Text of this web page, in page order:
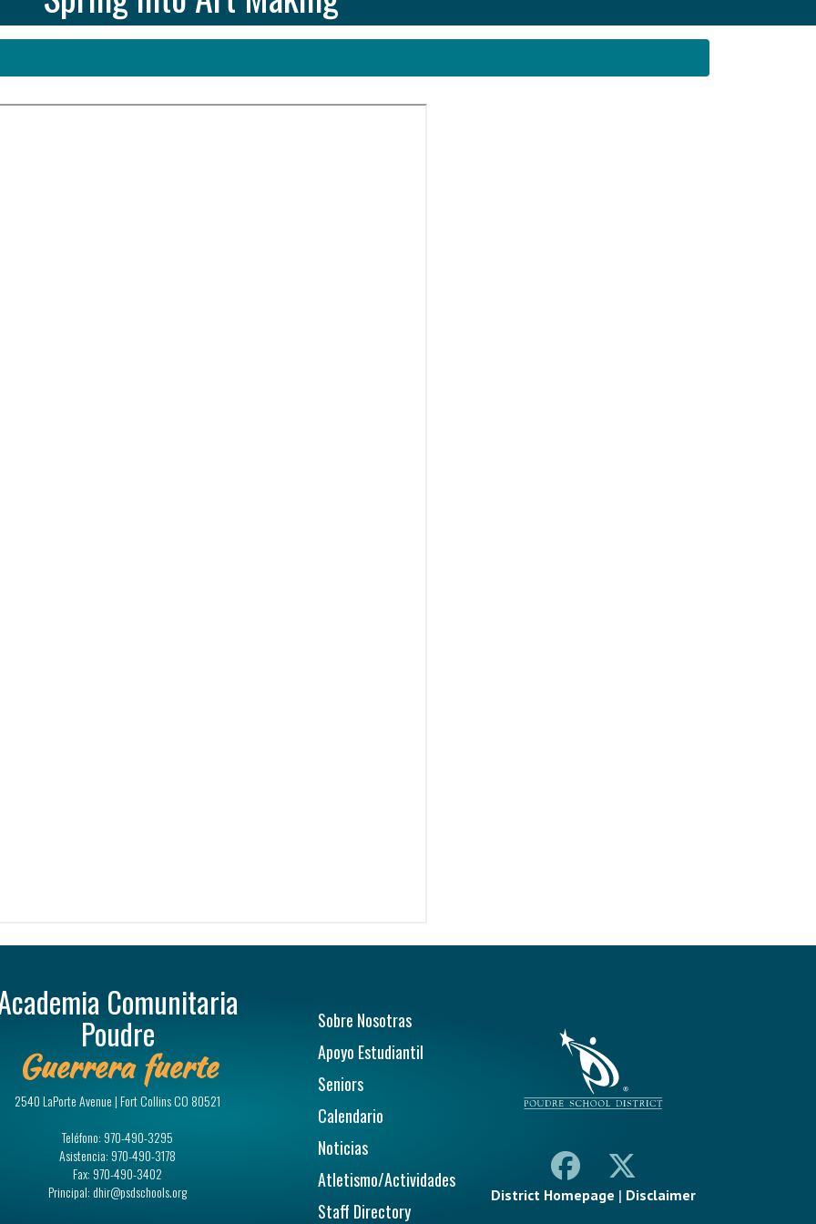
Comunitaria
Poudre
Guerrera fuerte
2540 LaPorte Avenue | Fort Collins CO 80521
Teléfono: 970-490-3295
Asistencia: 970-490-3178
Fax: 970-490-3402
Principal:dhir@psdschools.org
Navegación Principal
Sobre Nosotras
Apoyo Estudiantil
Seniors
Calendario
Noticias
Atletismo/Actividades
Staff Directory
District Homepage | Disclaimer